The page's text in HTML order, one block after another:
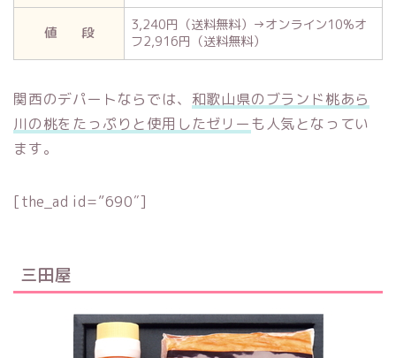
値 段
3,240円（送料無料）→オンライン10%オ
フ2,916円（送料無料）
関西のデパートならでは、 和歌山県のブランド桃あら
川の桃をたっぷりと使用したゼリーも人気となってい
ます。
[the_ad id=”690″]
三田屋